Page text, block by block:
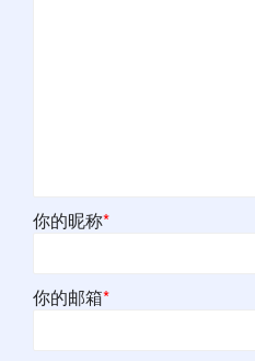
你的昵称*
你的邮箱*